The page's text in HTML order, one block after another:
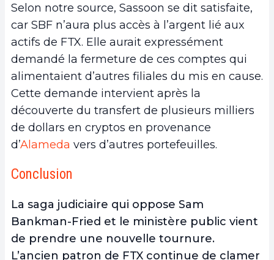
Selon notre source, Sassoon se dit satisfaite,
car SBF n’aura plus accès à l’argent lié aux
actifs de FTX. Elle aurait expressément
demandé la fermeture de ces comptes qui
alimentaient d’autres filiales du mis en cause.
Cette demande intervient après la
découverte du transfert de plusieurs milliers
de dollars en cryptos en provenance
d’Alameda vers d’autres portefeuilles.
Conclusion
La saga judiciaire qui oppose Sam
Bankman-Fried et le ministère public vient
de prendre une nouvelle tournure.
L’ancien patron de FTX continue de clamer